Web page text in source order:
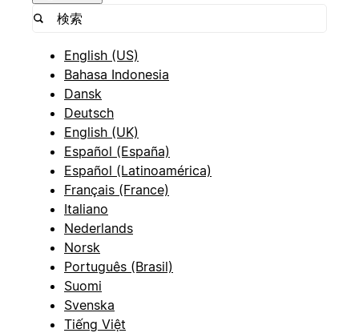
English (US)
Bahasa Indonesia
Dansk
Deutsch
English (UK)
Español (España)
Español (Latinoamérica)
Français (France)
Italiano
Nederlands
Norsk
Português (Brasil)
Suomi
Svenska
Tiếng Việt